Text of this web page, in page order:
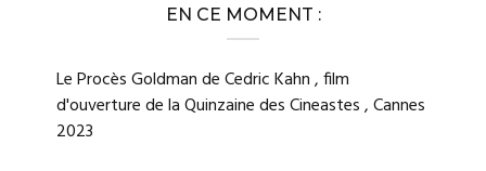
EN CE MOMENT :
Le Procès Goldman de Cedric Kahn , film
d'ouverture de la Quinzaine des Cineastes , Cannes
2023